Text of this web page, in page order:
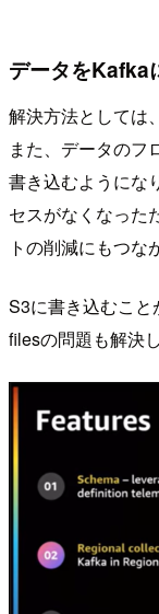
データをKafka
解決方法としては
また、データのフ
書き込むようにな
セスがなくなった
トの削減にもつな
S3に書き込むこ
filesの問題も解決